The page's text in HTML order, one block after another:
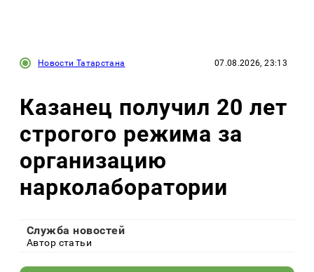
Новости Татарстана 07.08.2026, 23:13
Казанец получил 20 лет
строгого режима за
организацию
нарколаборатории
Служба новостей
Автор статьи